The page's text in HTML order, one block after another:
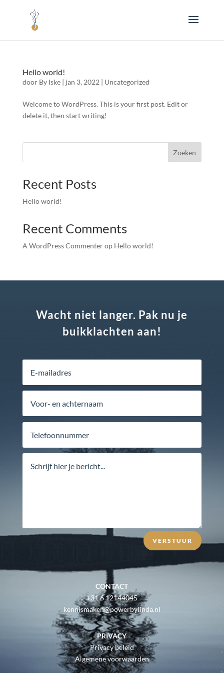
Hello world!
door By Iske| jan 3, 2022 | Uncategorized
Welcome to WordPress. This is your first post. Edit or
delete it, then start writing!
Zoeken
Recent Posts
Hello world!
Recent Comments
A WordPress Commenterop Hello world!
Wacht niet langer. Pak nu je
buikklachten aan!
VERSTUUR
CONTACT
+31 6 12144045
kennismaken@powerbylinda.nl
PRIVACY
Privacy beleid
Algemene voorwaarden